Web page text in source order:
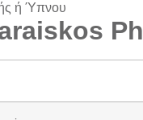
ή Ύπνου